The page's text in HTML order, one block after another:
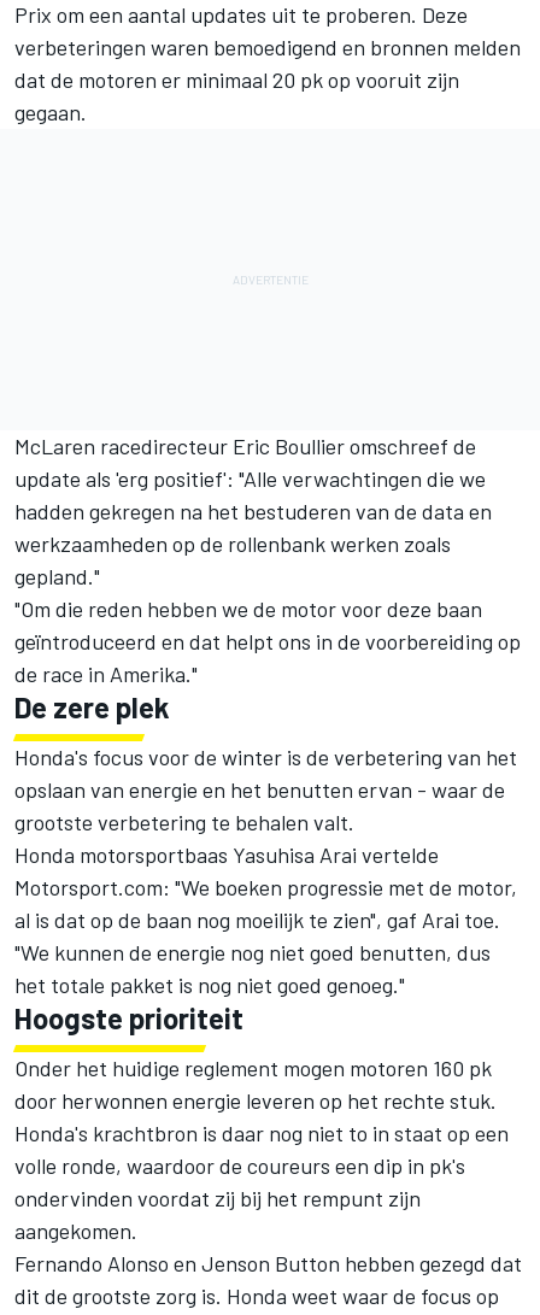
Prix om een aantal updates uit te proberen. Deze
verbeteringen waren bemoedigend en bronnen melden
dat de motoren er minimaal 20 pk op vooruit zijn
gegaan.
McLaren racedirecteur Eric Boullier omschreef de
update als 'erg positief': "Alle verwachtingen die we
hadden gekregen na het bestuderen van de data en
werkzaamheden op de rollenbank werken zoals
gepland."
"Om die reden hebben we de motor voor deze baan
geïntroduceerd en dat helpt ons in de voorbereiding op
de race in Amerika."
De zere plek
Honda's focus voor de winter is de verbetering van het
opslaan van energie en het benutten ervan - waar de
grootste verbetering te behalen valt.
Honda motorsportbaas Yasuhisa Arai vertelde
Motorsport.com: "We boeken progressie met de motor,
al is dat op de baan nog moeilijk te zien", gaf Arai toe.
"We kunnen de energie nog niet goed benutten, dus
het totale pakket is nog niet goed genoeg."
Hoogste prioriteit
Onder het huidige reglement mogen motoren 160 pk
door herwonnen energie leveren op het rechte stuk.
Honda's krachtbron is daar nog niet to in staat op een
volle ronde, waardoor de coureurs een dip in pk's
ondervinden voordat zij bij het rempunt zijn
aangekomen.
Fernando Alonso en Jenson Button hebben gezegd dat
dit de grootste zorg is. Honda weet waar de focus op